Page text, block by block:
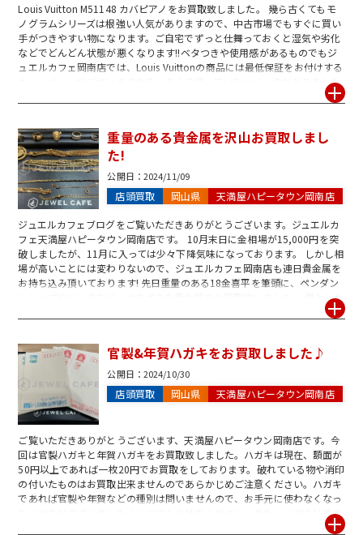
Louis Vuitton M51148 カバピアノをお買取致しました。 幾ら古くてもモ
ノグラムシリーズは根強い人気がありますので、中古市場でもすぐに買い
手がつきやすい物になります。ご自宅でずっと仕舞っておくと湿気や劣化
などでどんどん状態が悪くなります!!ベタつきや使用感があるものでもジ
ュエルカフェ岡南店では、Louis Vuittonの商品には最低保証をお付けする
キャンペーンがございますので、古くて使っていないバックがありました
ら、ぜひ一度ジュエルカフェ天満屋ハピータウン岡南店までお問い合わせ
重量のある貴金属を沢山お買取しまし
た!
公開日： 2024/11/09
店頭買取 岡山県 天満屋ハピータウン岡南店
ジュエルカフェブログをご覧いただきありがとうございます。ジュエルカ
フェ天満屋ハピータウン岡南店です。 10月末日に金相場が15,000円を突
破しましたが、11月に入っては少々下降気味になっております。 しかし相
場が高いことには変わりないので、ジュエルカフェ岡南店も連日貴金属を
お持ち込み頂いております! 先日重量のある18金喜平を筆頭に、ペンダン
トトップやリングなど、さまざまな貴金属をお買取致しました。 購入した
ものの着用したことはほぼないそうですが、相場も上がってるし、とお持
し、高いときに売ることが鉄則になっており、2024年は金の売り時でもあ
ることは間違いありません! ご自宅に眠ったままの金製品をお持ちの方、
売却をお考えの際は一度ジュエルカフェ岡南店にご相談くださいませ。
官製&年賀ハガキをお買取しました♪
公開日： 2024/10/30
店頭買取 岡山県 天満屋ハピータウン岡南店
ご覧いただきありがとうございます、天満屋ハピータウン岡南店です。今
回は官製ハガキと年賀ハガキをお買取致しました。ハガキは現在、額面が
50円以上であれば一枚20円でお買取をしております。破れている物や消印
の付いたものはお買取出来ませんのであらかじめご注意ください。ハガキ
であれば官製や年賀などの種別は問いませんので、お手元に使わなくなっ
たハガキがございましたらいつでもお持ちください。また、ハガキは書き
損じであってもお買取可能ですのでぜひお気軽にジュエルカフェにお立ち